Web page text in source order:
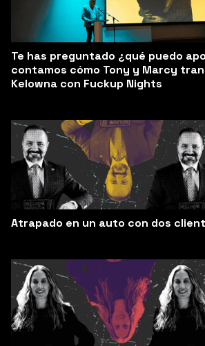
Te has preguntado ¿qué puedo
contamos cómo Tony y Marcy
Kelowna con Fuckup Nights
Atrapado en un auto con dos